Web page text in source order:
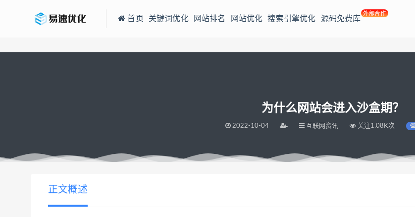
首页 关键词优化 网站排名 网站优化 搜索引擎优化 源码免费库
外部合作
为什么网站会进入沙盒期？
2022-10-04 互联网资讯 关注1.08K次
当前位置： 易速网站优化公司 >为什么网站会进入沙盒期？
正文概述